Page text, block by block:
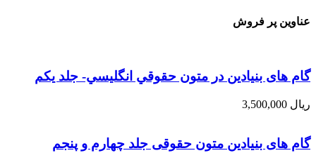
عناوین پر فروش
گام های بنیادین در متون حقوقي انگليسي- جلد يكم
ریال
گام های بنیادین متون حقوقی جلد چهارم و پنجم